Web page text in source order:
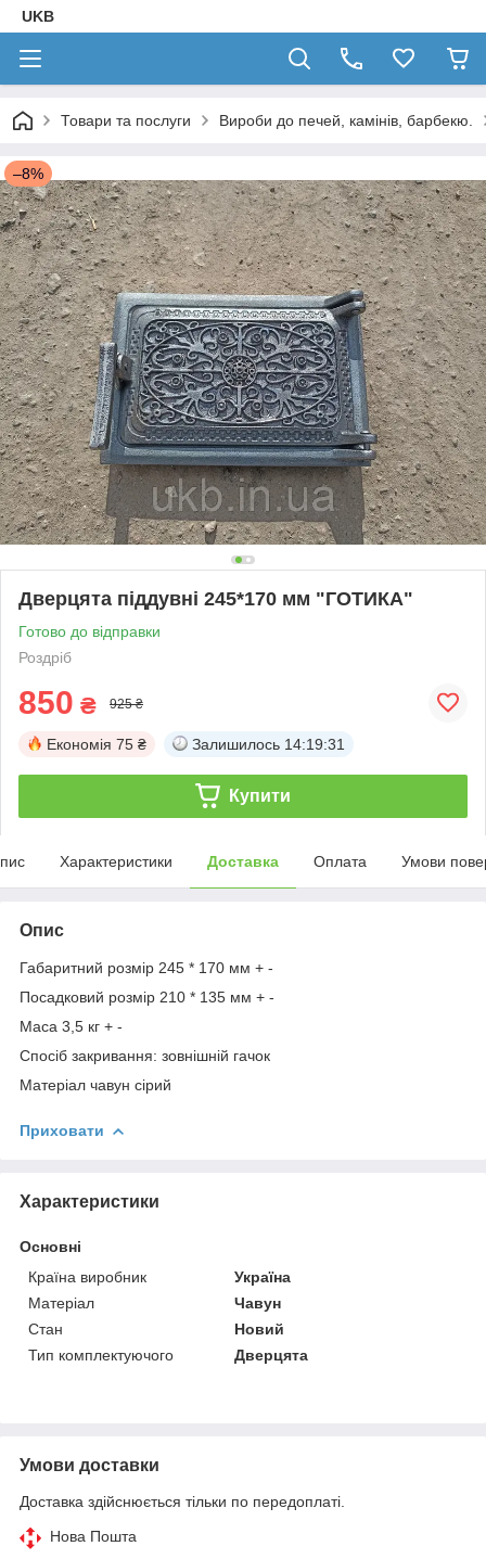
UKB
Товари та послуги Вироби до печей, камінів, барбекю.
–8%
Дверцята піддувні 245*170 мм "ГОТИКА"
Готово до відправки
Роздріб
850 ₴ 925 ₴
Економія 75 ₴ Залишилось 14:19:31
Купити
Характеристики Доставка Оплата Умови
Опис
Габаритний розмір 245 * 170 мм + -
Посадковий розмір 210 * 135 мм + -
Маса 3,5 кг + -
Спосіб закривання: зовнішній гачок
Матеріал чавун сірий
Приховати
Характеристики
Основні
Країна виробник
Україна
Матеріал
Чавун
Стан
Новий
Тип комплектуючого
Дверцята
Умови доставки
Доставка здійснюється тільки по передоплаті.
Нова Пошта